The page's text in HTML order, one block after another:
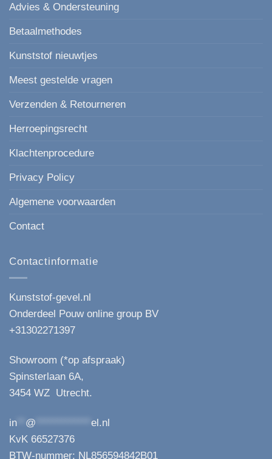
Advies & Ondersteuning
Betaalmethodes
Kunststof nieuwtjes
Meest gestelde vragen
Verzenden & Retourneren
Herroepingsrecht
Klachtenprocedure
Privacy Policy
Algemene voorwaarden
Contact
Contactinformatie
Kunststof-gevel.nl
Onderdeel Pouw online group BV
+31302271397
Showroom (*op afspraak)
Spinsterlaan 6A,
3454 WZ Utrecht.
in @
el.nl
KvK 66527376
BTW-nummer: NL856594842B01